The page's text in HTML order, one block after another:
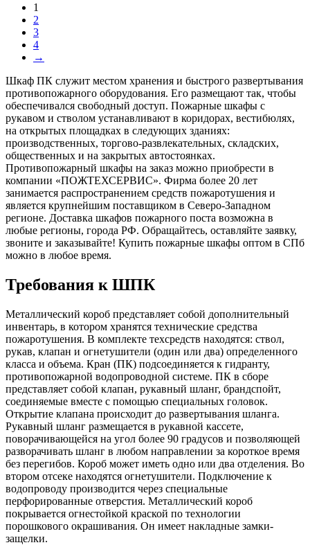
1
2
3
4
→
Шкаф ПК служит местом хранения и быстрого развертывания
противопожарного оборудования. Его размещают так, чтобы
обеспечивался свободный доступ. Пожарные шкафы с
рукавом и стволом устанавливают в коридорах, вестибюлях,
на открытых площадках в следующих зданиях:
производственных, торгово-развлекательных, складских,
общественных и на закрытых автостоянках.
Противопожарный шкафы на заказ можно приобрести в
компании «ПОЖТЕХСЕРВИС». Фирма более 20 лет
занимается распространением средств пожаротушения и
является крупнейшим поставщиком в Северо-Западном
регионе. Доставка шкафов пожарного поста возможна в
любые регионы, города РФ. Обращайтесь, оставляйте заявку,
звоните и заказывайте! Купить пожарные шкафы оптом в СПб
можно в любое время.
Требования к ШПК
Металлический короб представляет собой дополнительный
инвентарь, в котором хранятся технические средства
пожаротушения. В комплекте техсредств находятся: ствол,
рукав, клапан и огнетушители (один или два) определенного
класса и объема. Кран (ПК) подсоединяется к гидранту,
противопожарной водопроводной системе. ПК в сборе
представляет собой клапан, рукавный шланг, брандспойт,
соединяемые вместе с помощью специальных головок.
Открытие клапана происходит до развертывания шланга.
Рукавный шланг размещается в рукавной кассете,
поворачивающейся на угол более 90 градусов и позволяющей
разворачивать шланг в любом направлении за короткое время
без перегибов. Короб может иметь одно или два отделения. Во
втором отсеке находятся огнетушители. Подключение к
водопроводу производится через специальные
перфорированные отверстия. Металлический короб
покрывается огнестойкой краской по технологии
порошкового окрашивания. Он имеет накладные замки-
защелки.